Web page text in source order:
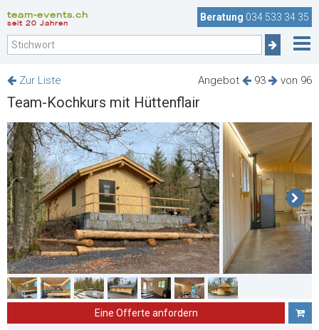
team-events.ch
seit 20 Jahren
Beratung 034 533 34 35
Angebot 93 von 96
Zur Liste
Team-Kochkurs mit Hüttenflair
Eine Offerte anfordern